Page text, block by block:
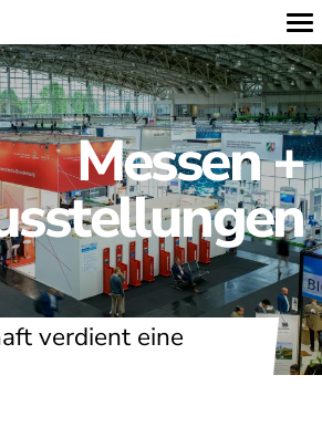
Messen +
verdient eine